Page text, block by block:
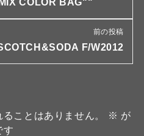
前の投稿
F/W2012
ことはありません。 ※ が
す